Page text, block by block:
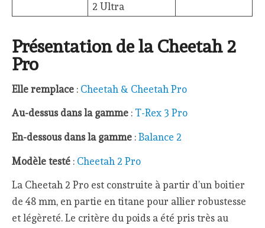
2 Ultra
Présentation de la Cheetah 2
Pro
Elle remplace : Cheetah & Cheetah Pro
Au-dessus dans la gamme : T-Rex 3 Pro
En-dessous dans la gamme :Balance 2
Modèle testé : Cheetah 2 Pro
La Cheetah 2 Pro est construite à partir d’un boitier
de 48 mm, en partie en titane pour allier robustesse
et légèreté. Le critère du poids a été pris très au